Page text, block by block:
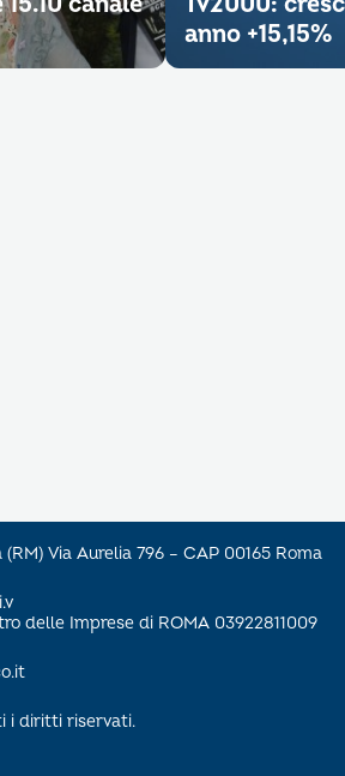
anno +15,15%
Via Aurelia 796 – CAP 00165 Roma
delle Imprese di ROMA 03922811009
i diritti riservati.